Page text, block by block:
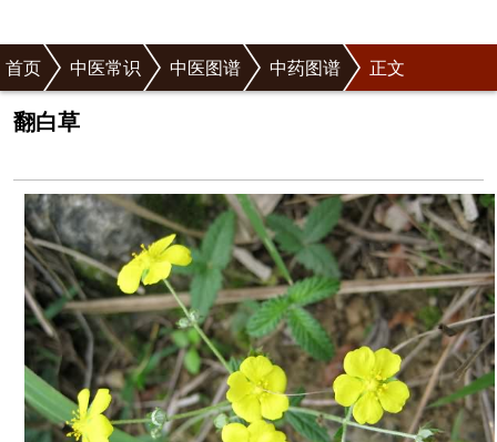
首页 中医常识 中医图谱 中药图谱 正文
翻白草